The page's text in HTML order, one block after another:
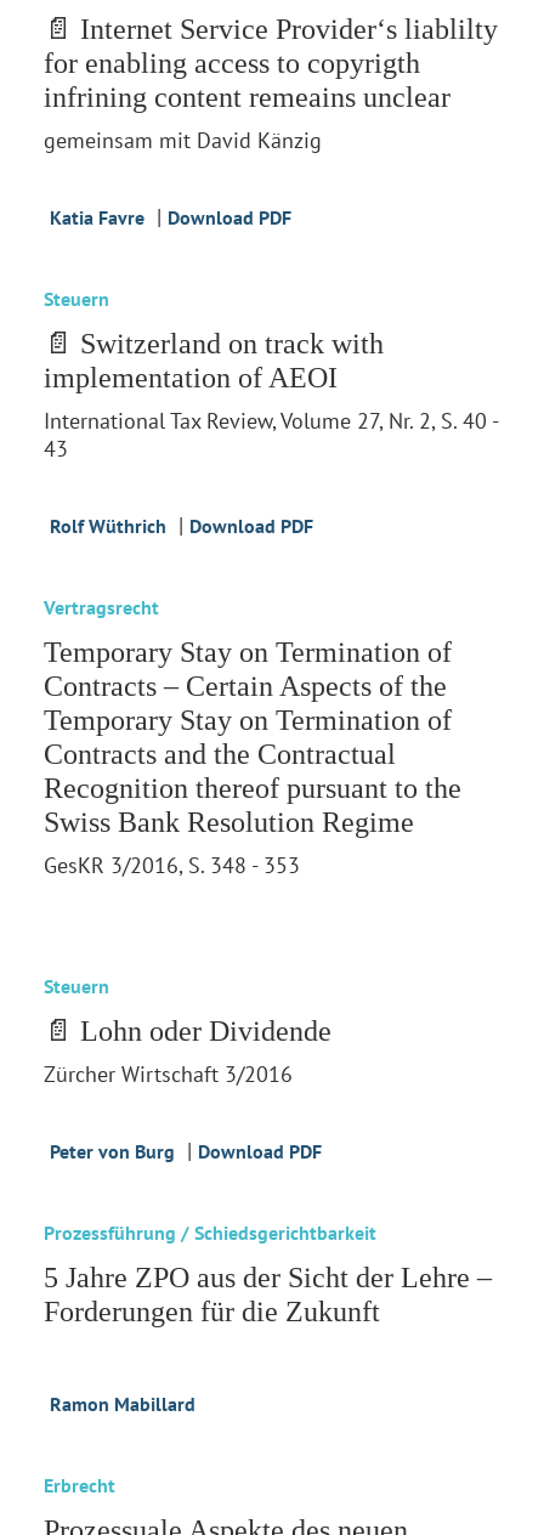
📄 Internet Service Provider‘s liablilty
for enabling access to copyrigth
infrining content remeains unclear
gemeinsam mit David Känzig
Katia Favre | Download PDF
Steuern
📄 Switzerland on track with
implementation of AEOI
International Tax Review, Volume 27, Nr. 2, S. 40 -
43
Rolf Wüthrich | Download PDF
Vertragsrecht
Temporary Stay on Termination of
Contracts – Certain Aspects of the
Temporary Stay on Termination of
Contracts and the Contractual
Recognition thereof pursuant to the
Swiss Bank Resolution Regime
GesKR 3/2016, S. 348 - 353
Steuern
📄 Lohn oder Dividende
Zürcher Wirtschaft 3/2016
Peter von Burg | Download PDF
Prozessführung / Schiedsgerichtbarkeit
5 Jahre ZPO aus der Sicht der Lehre –
Forderungen für die Zukunft
Ramon Mabillard
Erbrecht